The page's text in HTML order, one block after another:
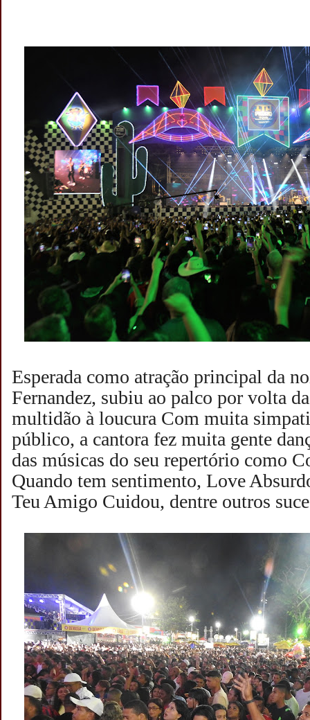
Esperada como atração principal da
Fernandez, subiu ao palco por volta
multidão à loucura Com muita
público, a cantora fez muita gente
das músicas do seu repertório como
Quando tem sentimento, Love
Teu Amigo Cuidou, dentre outros